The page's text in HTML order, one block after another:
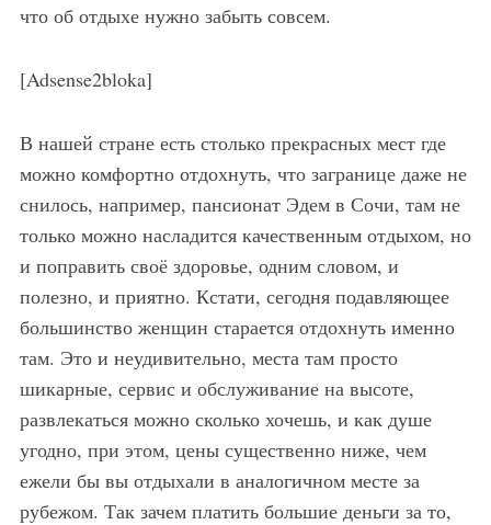
что об отдыхе нужно забыть совсем.
[Adsense2bloka]
В нашей стране есть столько прекрасных мест где
можно комфортно отдохнуть, что загранице даже не
снилось, например, пансионат Эдем в Сочи, там не
только можно насладится качественным отдыхом, но
и поправить своё здоровье, одним словом, и
полезно, и приятно. Кстати, сегодня подавляющее
большинство женщин старается отдохнуть именно
там. Это и неудивительно, места там просто
шикарные, сервис и обслуживание на высоте,
развлекаться можно сколько хочешь, и как душе
угодно, при этом, цены существенно ниже, чем
ежели бы вы отдыхали в аналогичном месте за
рубежом. Так зачем платить большие деньги за то,